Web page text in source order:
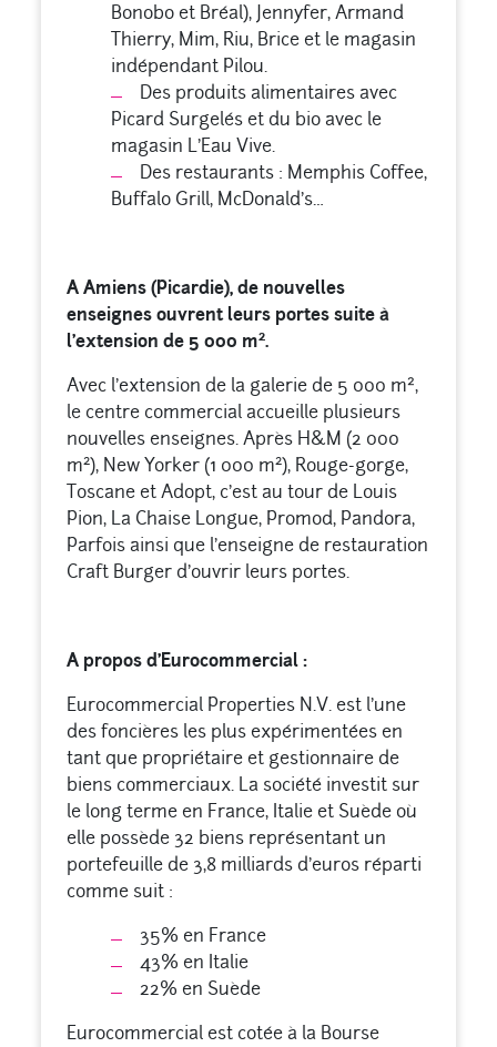
Bonobo et Bréal), Jennyfer, Armand
Thierry, Mim, Riu, Brice et le magasin
indépendant Pilou.
Des produits alimentaires avec
Picard Surgelés et du bio avec le
magasin L’Eau Vive.
Des restaurants : Memphis Coffee,
Buffalo Grill, McDonald’s…
A Amiens (Picardie), de nouvelles
enseignes ouvrent leurs portes suite à
l’extension de 5 000 m2.
Avec l’extension de la galerie de 5 000 m²,
le centre commercial accueille plusieurs
nouvelles enseignes. Après H&M (2 000
m2), New Yorker (1 000 m2), Rouge-gorge,
Toscane et Adopt, c’est au tour de Louis
Pion, La Chaise Longue, Promod, Pandora,
Parfois ainsi que l’enseigne de restauration
Craft Burger d’ouvrir leurs portes.
A propos d’Eurocommercial :
Eurocommercial Properties N.V. est l’une
des foncières les plus expérimentées en
tant que propriétaire et gestionnaire de
biens commerciaux. La société investit sur
le long terme en France, Italie et Suède où
elle possède 32 biens représentant un
portefeuille de 3,8 milliards d’euros réparti
comme suit :
35% en France
43% en Italie
22% en Suède
Eurocommercial est cotée à la Bourse